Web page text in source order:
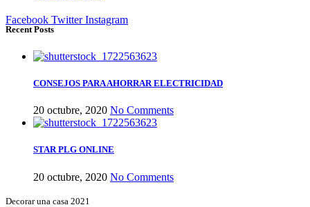
Facebook Twitter Instagram
Recent Posts
CONSEJOS PARA AHORRAR ELECTRICIDAD
20 octubre, 2020 No Comments
STAR PLG ONLINE
20 octubre, 2020 No Comments
Decorar una casa 2021